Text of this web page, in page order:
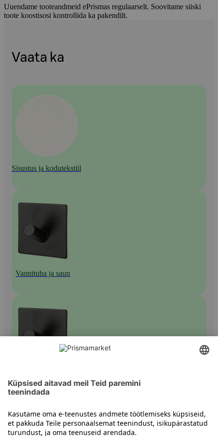
Uuendame tooteandmeid ePrismas regulaarselt. Soovitame siiski
toote koostisosi kontrollida ka pakendilt.
Vaata ka
Sisustus ja kodutekstiil
Vannituba ja saun
Saunatarvikud